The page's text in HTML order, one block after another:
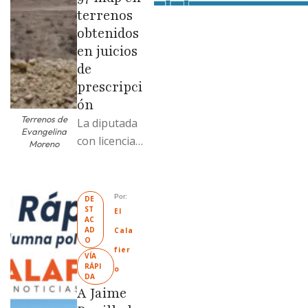
Terrenos de
Evangelina
Moreno
terrenos
obtenidos
en juicios
de
prescripci
ón
La diputada
con licencia
antecedente
s de
prescripción
positiva; uno
fue
revendido
329% por
DE
ST
AC
AD
O
VÍA
RÁPI
DA
Por:
El
Cala
fier
o
A Jaime